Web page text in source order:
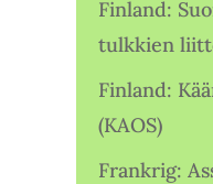
Finland:
tulkkien
Finland:
(KAOS)
Frankrig: